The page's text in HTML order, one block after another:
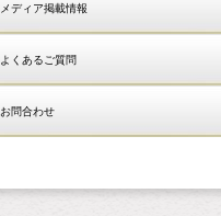
メディア掲載情報
よくあるご質問
お問合わせ